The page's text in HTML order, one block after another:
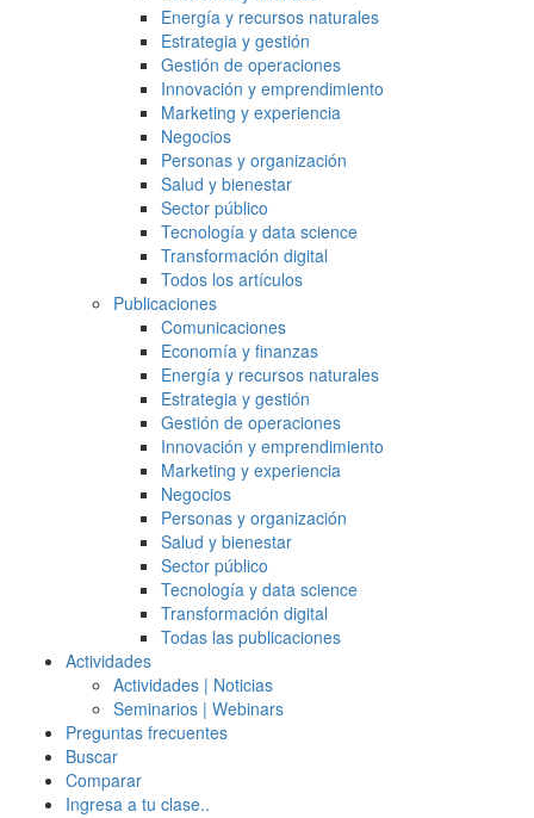
Energía y recursos naturales
Estrategia y gestión
Gestión de operaciones
Innovación y emprendimiento
Marketing y experiencia
Negocios
Personas y organización
Salud y bienestar
Sector público
Tecnología y data science
Transformación digital
Todos los artículos
Publicaciones
Comunicaciones
Economía y finanzas
Energía y recursos naturales
Estrategia y gestión
Gestión de operaciones
Innovación y emprendimiento
Marketing y experiencia
Negocios
Personas y organización
Salud y bienestar
Sector público
Tecnología y data science
Transformación digital
Todas las publicaciones
Actividades
Actividades | Noticias
Seminarios | Webinars
Preguntas frecuentes
Buscar
Comparar
Ingresa a tu clase..